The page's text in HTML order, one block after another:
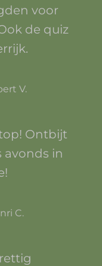
voor
de quiz
V.
Ontbijt
avonds in
C.